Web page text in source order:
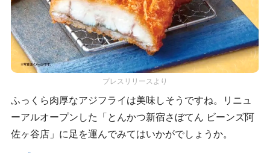
プレスリリースより
ふっくら肉厚なアジフライは美味しそうですね。リニュ
ーアルオープンした「とんかつ新宿さぼてん ビーンズ阿
佐ヶ谷店」に足を運んでみてはいかがでしょうか。